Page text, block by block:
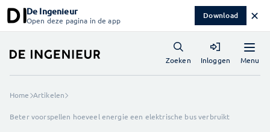
De Ingenieur
Open deze pagina in de app Download ✕
Menu
Zoeken Inloggen
Home Artikelen
Beter voorspellen hoeveel energie een elektrische bus verbruikt